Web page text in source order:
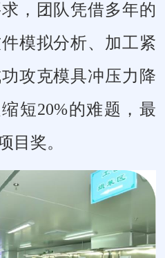
，团队凭借多年的
模拟分析、加工紧
攻克模具冲压力降
短20%的难题，最
目奖。